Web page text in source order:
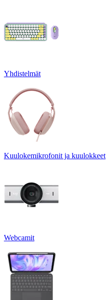
Yhdistelmät
Kuulokemikrofonit ja kuulokkeet
Webcamit